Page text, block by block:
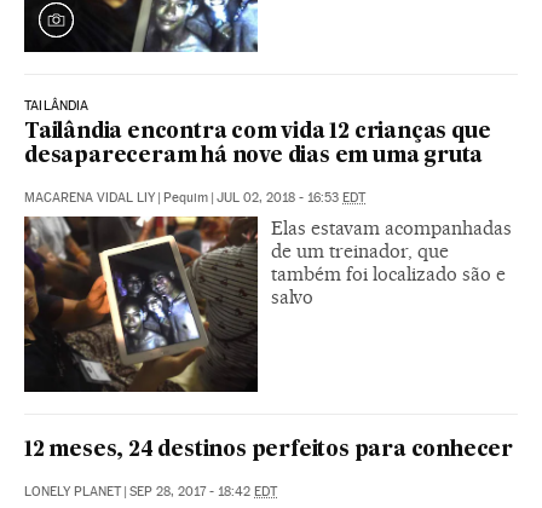
TAILÂNDIA
Tailândia encontra com vida 12 crianças que
desapareceram há nove dias em uma gruta
MACARENA VIDAL LIY | Pequim | JUL 02, 2018 - 16:53 EDT
Elas estavam acompanhadas
de um treinador, que
também foi localizado são e
salvo
12 meses, 24 destinos perfeitos para conhecer
LONELY PLANET | SEP 28, 2017 - 18:42 EDT